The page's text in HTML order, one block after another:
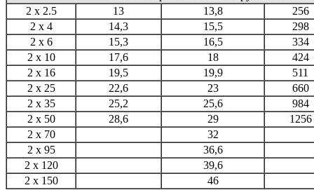
2 x 2.5
13 13,8
256
2 x 4
14,3 15,5
298
2 x 6
15,3 16,5
334
2 x 10
17,6 18
424
2 x 16
19,5 19,9
511
2 x 25
22,6 23
660
2 x 35
25,2 25,6
984
2 x 50
28,6 29
1256
2 x 70
32
2 x 95
36,6
2 x 120
39,6
2 x 150
46